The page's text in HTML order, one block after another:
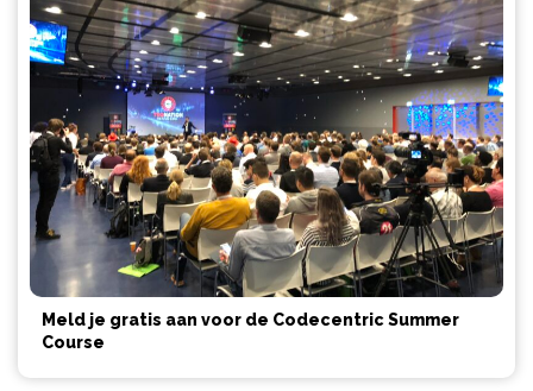
Meld je gratis aan voor de Codecentric Summer
Course